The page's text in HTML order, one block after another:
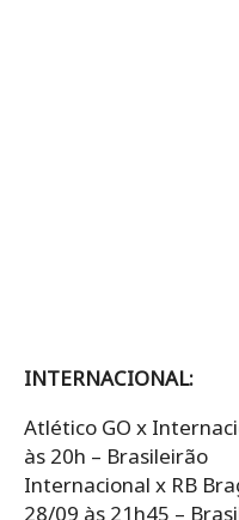
INTERNACIONAL:
Atlético GO x
às 20h – Brasileirão
Internacional x RB
28/09 às 21h45 –